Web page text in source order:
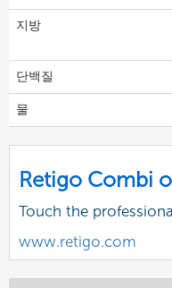
지방
단백질
물
Retigo Combi
Touch the
www.retigo.com